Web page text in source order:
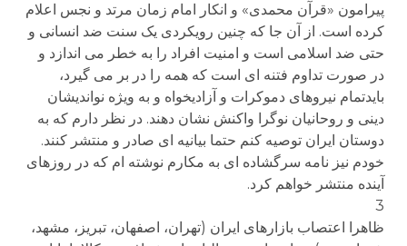
پیرامون «قرآن محمدی» و انکار امام زمان مرتد و نجس اعلام
کرده است. از آن جا که چنین رویکردی یک سنت ضد انسانی و
حتی ضد اسلامی است و امنیت افراد را به خطر می اندازد و
در صورت تداوم فتنه ای است که همه را در بر می گیرد،
بایدتمام نیروهای دموکرات و آزادیخواه و به ویژه نواندیشان
دینی و روحانیان نوگرا واکنش نشان دهند. در نظر دارم که به
دوستان ایران توصیه کنم حتما بیانیه ای صادر و منتشر کنند.
خودم نیز نامه سرگشاده ای به مکارم نوشته ام که در روزهای
آینده منتشر خواهم کرد.
3
ظاهرا اعتصاب بازارهای ایران (تهران، اصفهان، تبریز، مشهد،